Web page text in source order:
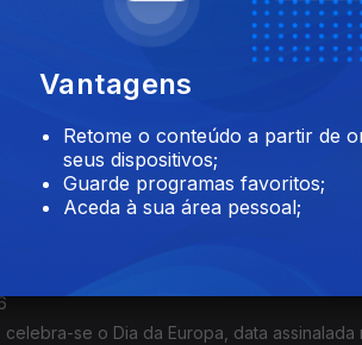
para investimentos estrangeiros em
de Primavera.
de Ana Rita Barros Economista ,
UE; Consulta Pública sobre Transporte
a Juventude 2026.
celebra-se o Dia da Europa, data
Vantagens
Retome o conteúdo a partir de
seus dispositivos;
Guarde programas favoritos;
Aceda à sua área pessoal;